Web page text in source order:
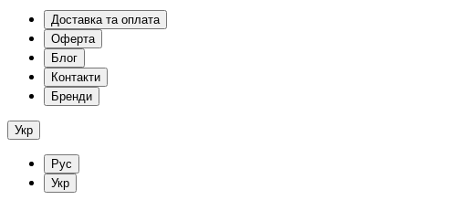
Доставка та оплата
Оферта
Блог
Контакти
Бренди
Укр
Рус
Укр